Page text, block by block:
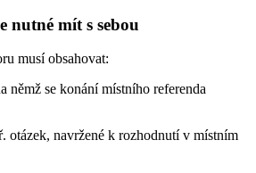
nutné mít s sebou
musí obsahovat:
němž se konání místního referenda
otázek, navržené k rozhodnutí v místním